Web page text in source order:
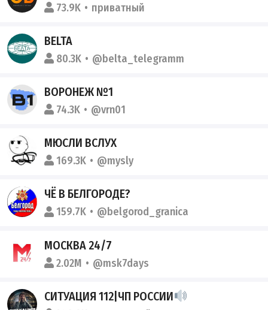
73.9K приватный
BELTA
80.3K @belta_telegramm
ВОРОНЕЖ №1
74.3K @vrn01
МЮСЛИ ВСЛУХ
169.3K @mysly
ЧЁ В БЕЛГОРОДЕ?
159.7K @belgorod_granica
МОСКВА 24/7
2.02M @msk7days
СИТУАЦИЯ 112|ЧП РОССИИ